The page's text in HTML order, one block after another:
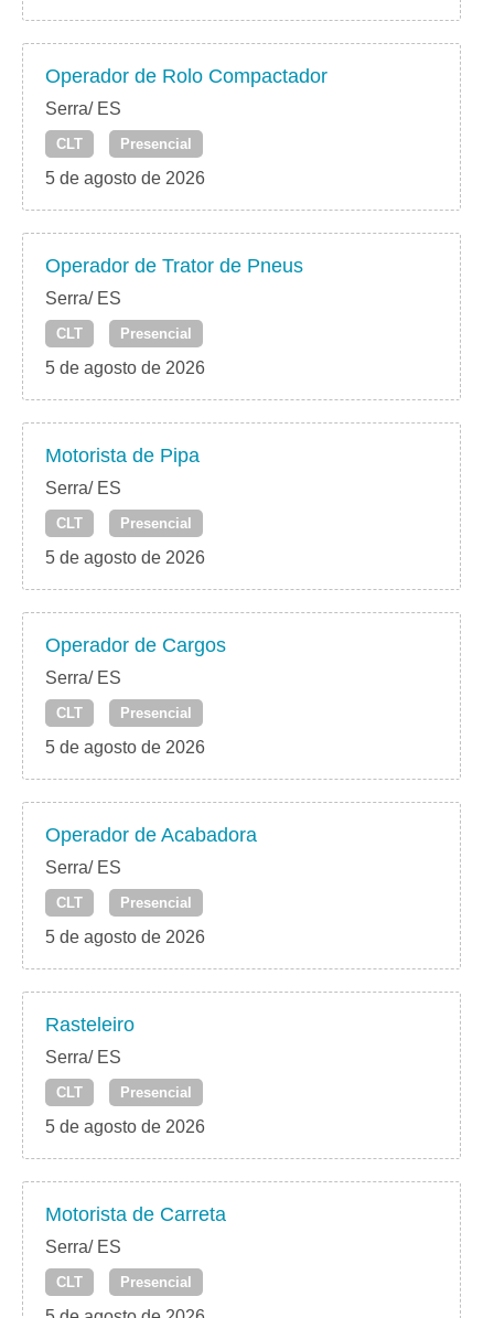
Operador de Rolo Compactador
Serra/ ES
CLT Presencial
5 de agosto de 2026
Operador de Trator de Pneus
Serra/ ES
CLT Presencial
5 de agosto de 2026
Motorista de Pipa
Serra/ ES
CLT Presencial
5 de agosto de 2026
Operador de Cargos
Serra/ ES
CLT Presencial
5 de agosto de 2026
Operador de Acabadora
Serra/ ES
CLT Presencial
5 de agosto de 2026
Rasteleiro
Serra/ ES
CLT Presencial
5 de agosto de 2026
Motorista de Carreta
Serra/ ES
CLT Presencial